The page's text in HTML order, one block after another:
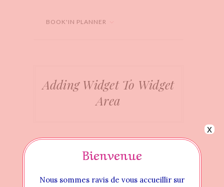
BOOK'IN PLANNER
Adding Widget To Widget
Area
Bienvenue
Nous sommes ravis de vous accueillir sur
x